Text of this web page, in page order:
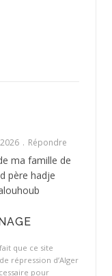
Répondre
ma famille de
père hadje
que ce site
répression d’Alger
pour